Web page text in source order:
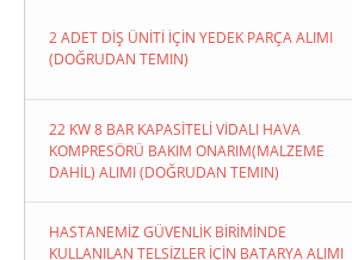
2 ADET DİŞ ÜNİTİ İÇİN YEDEK PARÇA ALIMI
(DOĞRUDAN TEMIN)
22 KW 8 BAR KAPASİTELİ VİDALI HAVA
KOMPRESÖRÜ BAKIM ONARIM(MALZEME
DAHİL) ALIMI (DOĞRUDAN TEMIN)
HASTANEMİZ GÜVENLİK BİRİMİNDE
KULLANILAN TELSİZLER İÇİN BATARYA ALIMI